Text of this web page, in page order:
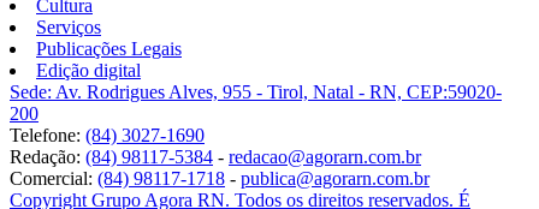
Cultura
Serviços
Publicações Legais
Edição digital
Sede: Av. Rodrigues Alves, 955 - Tirol, Natal - RN, CEP:59020-
200
Telefone: (84) 3027-1690
Redação: (84) 98117-5384 - redacao@agorarn.com.br
Comercial: (84) 98117-1718 - publica@agorarn.com.br
Copyright Grupo Agora RN. Todos os direitos reservados. É